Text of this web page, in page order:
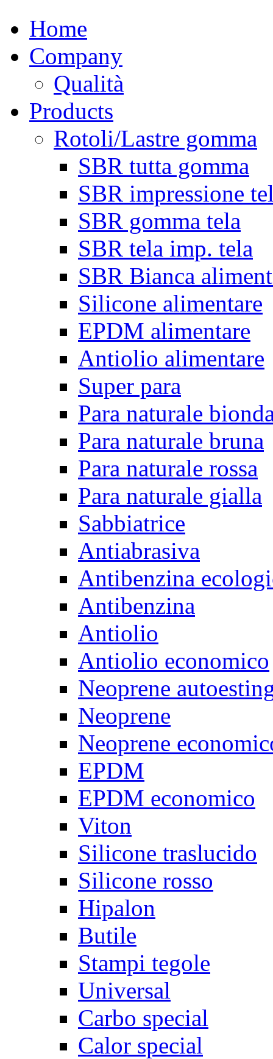
Home
Company
Qualità
Products
Rotoli/Lastre gomma
SBR tutta gomma
SBR impressione
SBR gomma tela
SBR tela imp. tela
SBR Bianca
Silicone alimentare
EPDM alimentare
Antiolio alimentare
Super para
Para naturale
Para naturale bruna
Para naturale rossa
Para naturale gialla
Sabbiatrice
Antiabrasiva
Antibenzina
Antibenzina
Antiolio
Antiolio economico
Neoprene
Neoprene
Neoprene
EPDM
EPDM economico
Viton
Silicone traslucido
Silicone rosso
Hipalon
Butile
Stampi tegole
Universal
Carbo special
Calor special